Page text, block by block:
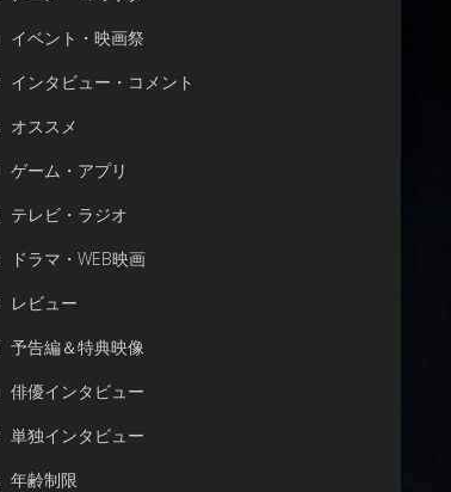
イベント・映画祭
インタビュー・コメント
オススメ
ゲーム・アプリ
テレビ・ラジオ
ドラマ・WEB映画
レビュー
予告編＆特典映像
俳優インタビュー
単独インタビュー
年齢制限